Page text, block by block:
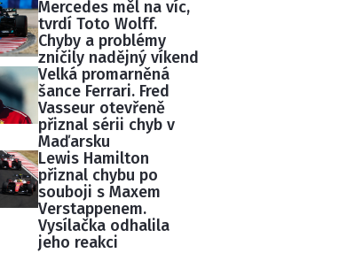
Mercedes měl na víc,
tvrdí Toto Wolff.
Chyby a problémy
zničily nadějný víkend
Velká promarněná
šance Ferrari. Fred
Vasseur otevřeně
přiznal sérii chyb v
Maďarsku
Lewis Hamilton
přiznal chybu po
souboji s Maxem
Verstappenem.
Vysílačka odhalila
jeho reakci